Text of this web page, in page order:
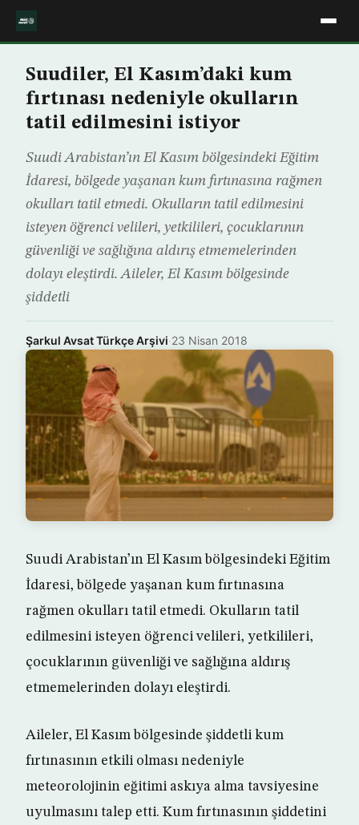
Suudiler, El Kasım’daki kum
fırtınası nedeniyle okulların
tatil edilmesini istiyor
Suudi Arabistan’ın El Kasım bölgesindeki Eğitim
İdaresi, bölgede yaşanan kum fırtınasına rağmen
okulları tatil etmedi. Okulların tatil edilmesini
isteyen öğrenci velileri, yetkilileri, çocuklarının
güvenliği ve sağlığına aldırış etmemelerinden
dolayı eleştirdi. Aileler, El Kasım bölgesinde
şiddetli
Şarkul Avsat Türkçe Arşivi·23 Nisan 2018
Suudi Arabistan’ın El Kasım bölgesindeki Eğitim
İdaresi, bölgede yaşanan kum fırtınasına
rağmen okulları tatil etmedi. Okulların tatil
edilmesini isteyen öğrenci velileri, yetkilileri,
çocuklarının güvenliği ve sağlığına aldırış
etmemelerinden dolayı eleştirdi.
Aileler, El Kasım bölgesinde şiddetli kum
fırtınasının etkili olması nedeniyle
meteorolojinin eğitimi askıya alma tavsiyesine
uyulmasını talep etti. Kum fırtınasının şiddetini